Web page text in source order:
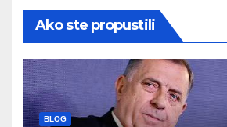
Ako ste propustili
BLOG